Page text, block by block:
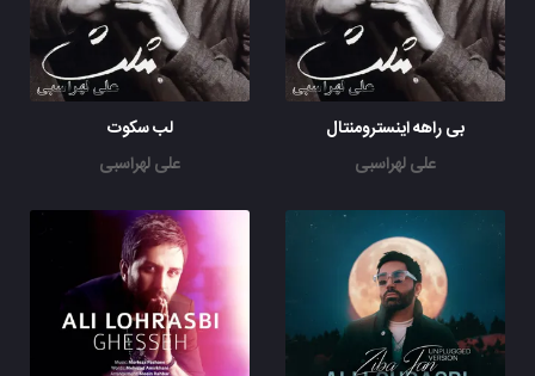
بی راهه اینسترومنتال
علی لهراسبی
لب سکوت
علی لهراسبی